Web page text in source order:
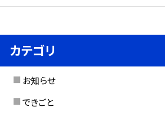
カテゴリ
お知らせ
できごと